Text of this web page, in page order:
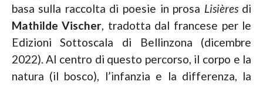
basa sulla raccolta di poesie in prosa Lisièresdi
Mathilde Vischer, tradotta dal francese per le
Edizioni Sottoscala di Bellinzona (dicembre
2022). Al centro di questo percorso, il corpo e la
natura (il bosco), l’infanzia e la differenza, la